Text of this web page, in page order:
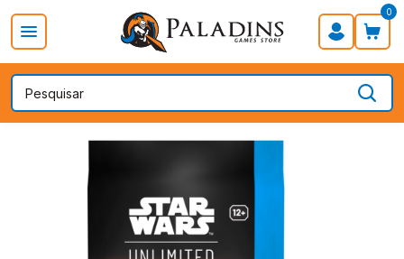
0
PROMOÇÃO DIA DOS PAIS Board Games Card Games